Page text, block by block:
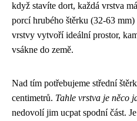
když stavíte dort, každá vrstva
porcí hrubého štěrku (32-63
vrstvy vytvoří ideální prostor,
vsákne do země.
Nad tím potřebujeme střední
centimetrů. Tahle vrstva je něco
nedovolí jim ucpat spodní část.